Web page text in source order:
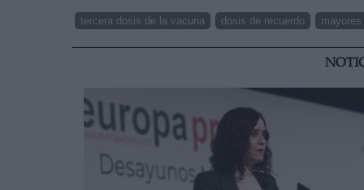
tercera dosis de la vacuna dosis de recuerdo